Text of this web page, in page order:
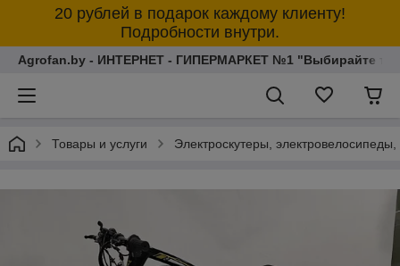
20 рублей в подарок каждому клиенту!
Подробности внутри.
Agrofan.by - ИНТЕРНЕТ - ГИПЕРМАРКЕТ №1 "Выбирайте
Товары и услуги Электроскутеры,